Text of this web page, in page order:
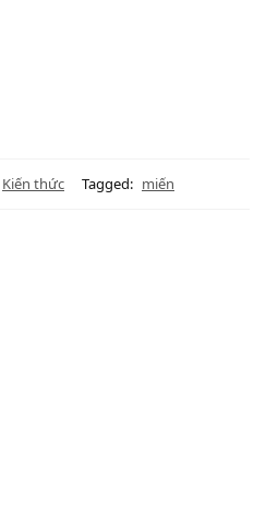
Kiến thức Tagged: miến